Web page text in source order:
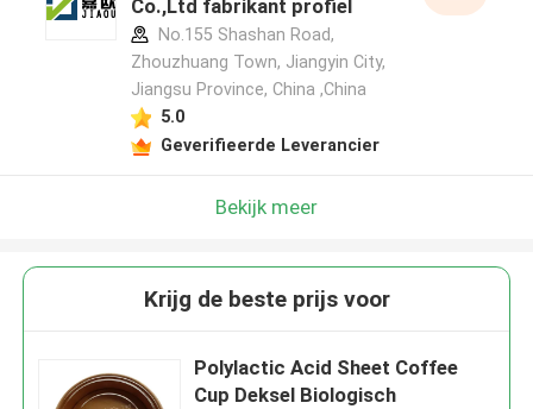
Co.,Ltd fabrikant profiel
No.155 Shashan Road,
Zhouzhuang Town, Jiangyin City,
Jiangsu Province, China ,China
5.0
Geverifieerde Leverancier
Bekijk meer
Krijg de beste prijs voor
Polylactic Acid Sheet Coffee
Cup Deksel Biologisch